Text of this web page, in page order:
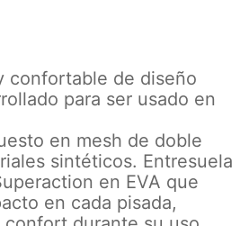
confortable de diseño
para ser usado en
en mesh de doble
sintéticos. Entresuela
en EVA que
en cada pisada,